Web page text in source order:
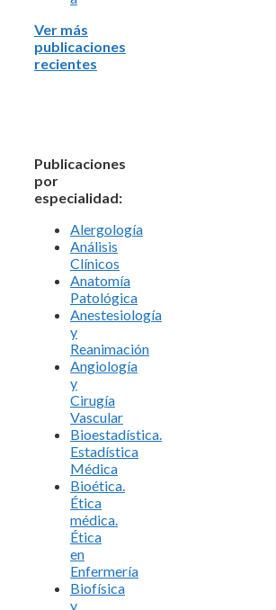
Ver más
publicaciones
recientes
Publicaciones
por
especialidad:
Alergología
Análisis
Clínicos
Anatomía
Patológica
Anestesiología
y
Reanimación
Angiología
y
Cirugía
Vascular
Bioestadística.
Estadística
Médica
Bioética.
Ética
médica.
Ética
en
Enfermería
Biofísica
y